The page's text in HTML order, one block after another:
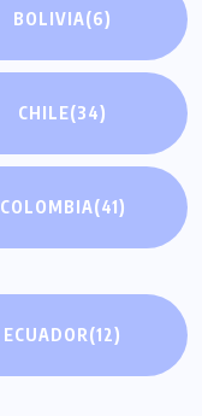
BOLIVIA(6)
CHILE(34)
COLOMBIA(41)
ECUADOR(12)